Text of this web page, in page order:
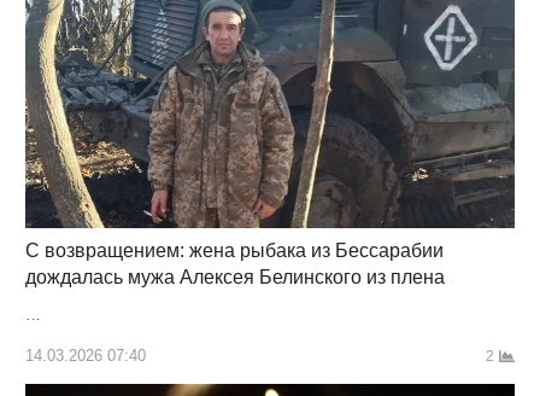
С возвращением: жена рыбака из Бессарабии
дождалась мужа Алексея Белинского из плена
…
14.03.2026 07:40 2